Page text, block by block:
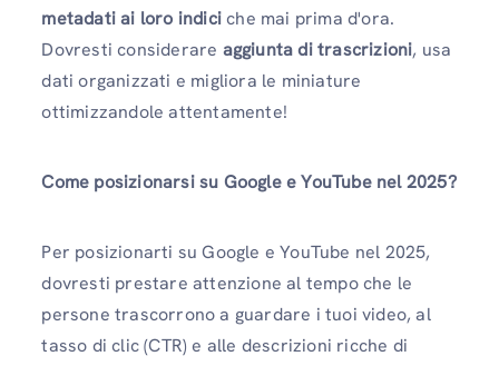
metadati ai loro indiciche mai prima d'ora.
Dovresti considerare aggiunta di trascrizioni, usa
dati organizzati e migliora le miniature
ottimizzandole attentamente!
Come posizionarsi su Google e YouTube nel 2025?
Per posizionarti su Google e YouTube nel 2025,
dovresti prestare attenzione al tempo che le
persone trascorrono a guardare i tuoi video, al
tasso di clic (CTR) e alle descrizioni ricche di